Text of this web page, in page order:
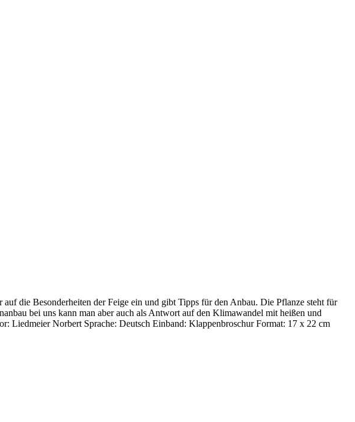
die Besonderheiten der Feige ein und gibt Tipps für den Anbau. Die Pflanze steht für
bei uns kann man aber auch als Antwort auf den Klimawandel mit heißen und
Liedmeier Norbert Sprache: Deutsch Einband: Klappenbroschur Format: 17 x 22 cm